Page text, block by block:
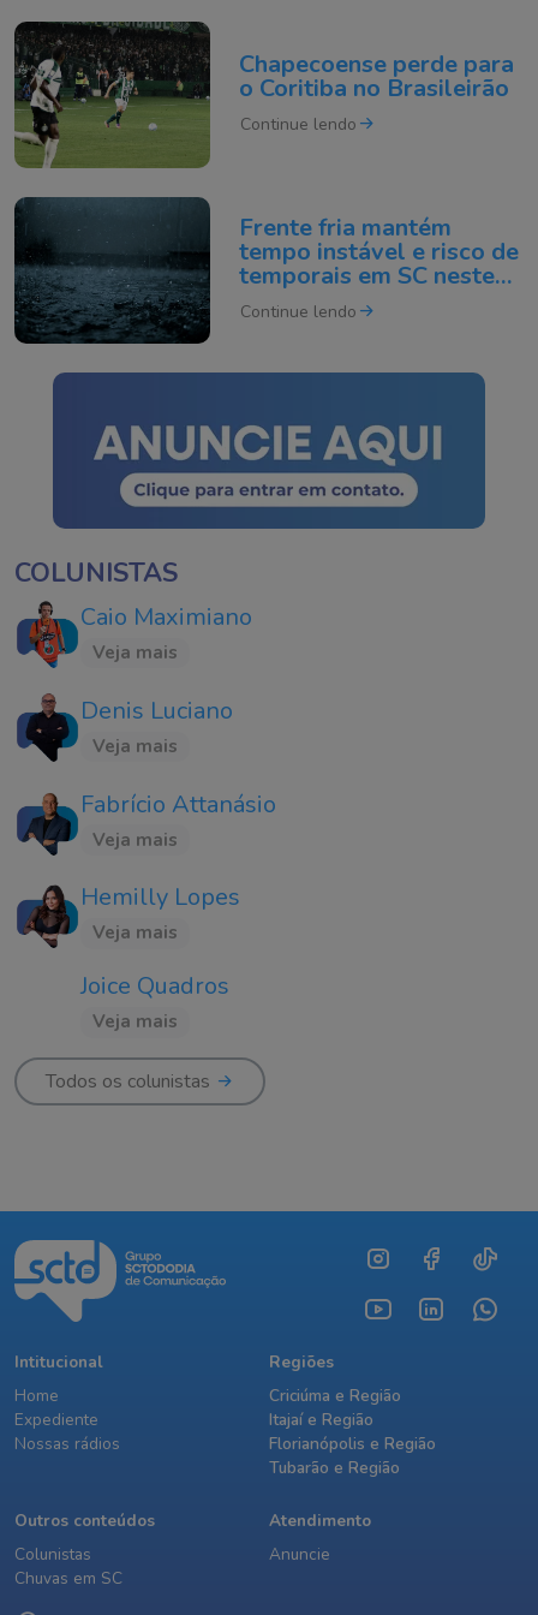
Chapecoense perde para
o Coritiba no Brasileirão
Continue lendo
Frente fria mantém
tempo instável e risco de
temporais em SC neste
domingo
Continue lendo
COLUNISTAS
Caio Maximiano
Veja mais
Denis Luciano
Veja mais
Fabrício Attanásio
Veja mais
Hemilly Lopes
Veja mais
Joice Quadros
Veja mais
Todos os colunistas
Intitucional
Home
Expediente
Nossas rádios
Regiões
Criciúma e Região
Itajaí e Região
Florianópolis e Região
Tubarão e Região
Outros conteúdos
Colunistas
Chuvas em SC
Atendimento
Anuncie